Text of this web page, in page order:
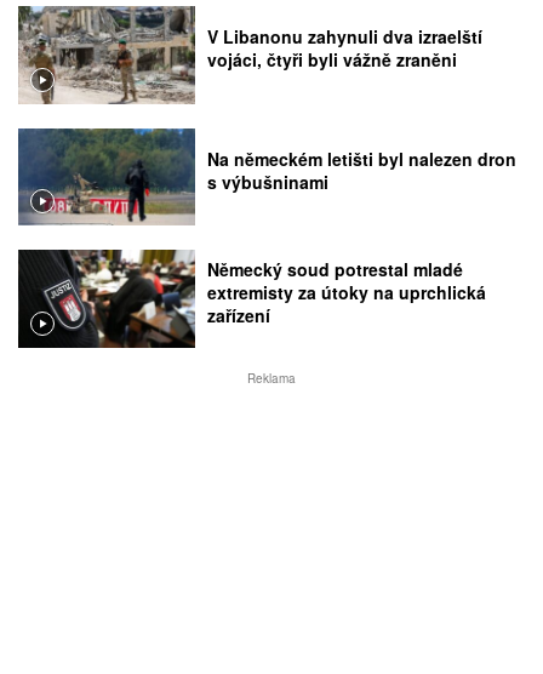
V Libanonu zahynuli dva izraelští
vojáci, čtyři byli vážně zraněni
Na německém letišti byl nalezen dron
s výbušninami
Německý soud potrestal mladé
extremisty za útoky na uprchlická
zařízení
Reklama